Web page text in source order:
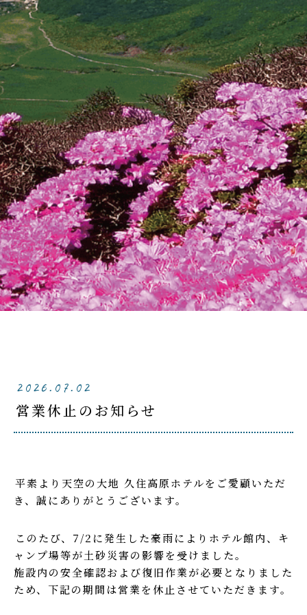
2026.07.02
営業休止のお知らせ
平素より天空の大地 久住高原ホテルをご愛顧いただ
き、誠にありがとうございます。
このたび、7/2に発生した豪雨によりホテル館内、キ
ャンプ場等が土砂災害の影響を受けました。
施設内の安全確認および復旧作業が必要となりました
ため、下記の期間は営業を休止させていただきます。